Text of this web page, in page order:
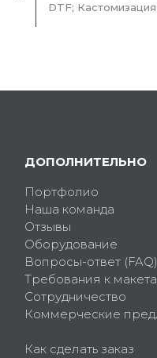
DTF;
ДОПОЛНИТЕЛЬНО
Портфолио
Наша команда
Отзывы
Оборудование
Вопросы-ответ (FAQ)
Требования к
Сотрудничество
Коммерческие
Как сделать заказ